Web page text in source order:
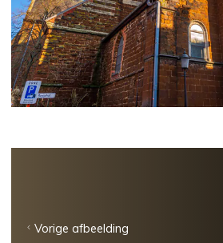
Vorige afbeelding